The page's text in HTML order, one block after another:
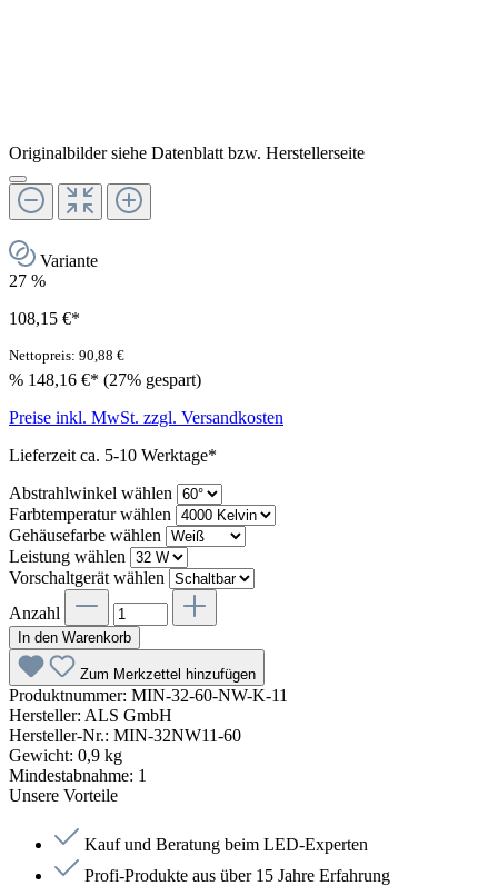
Originalbilder siehe Datenblatt bzw. Herstellerseite
Variante
27 %
108,15 €*
Nettopreis: 90,88 €
% 148,16 €* (27% gespart)
Preise inkl. MwSt. zzgl. Versandkosten
Lieferzeit ca. 5-10 Werktage*
Abstrahlwinkel wählen
Farbtemperatur wählen
Gehäusefarbe wählen
Leistung wählen
Vorschaltgerät wählen
Anzahl
In den Warenkorb
Zum Merkzettel hinzufügen
Produktnummer: MIN-32-60-NW-K-11
Hersteller: ALS GmbH
Hersteller-Nr.: MIN-32NW11-60
Gewicht: 0,9 kg
Mindestabnahme: 1
Unsere Vorteile
Kauf und Beratung beim LED-Experten
Profi-Produkte aus über 15 Jahre Erfahrung